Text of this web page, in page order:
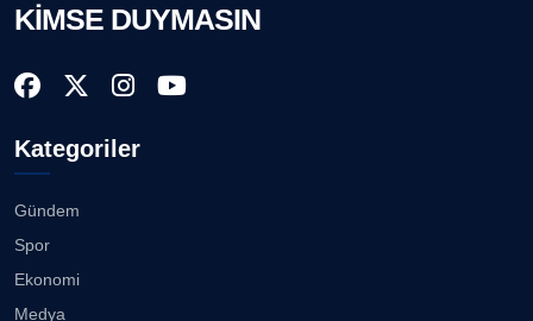
KİMSE DUYMASIN
Kategoriler
Gündem
Spor
Ekonomi
Medya